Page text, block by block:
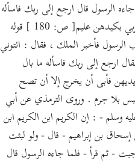
الرسول قال ارجع إلى ربك فاسأله
ما بال النسوة اللاتي قطعن أيديهن إن ربي بكيدهن عليم[ ص: 180 ] قوله
فأخبر الملك ، فقال : ائتوني
ارجع إلى ربك فاسأله ما بال
فأبى أن يخرج إلا أن تصح
بلا جرم . وروى الترمذي عن أبي
وسلم - : إن الكريم ابن الكريم ابن
بن إبراهيم - قال - ولو لبثت
- ثم قرأ - فلما جاءه الرسول قال